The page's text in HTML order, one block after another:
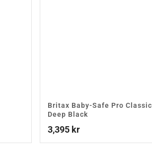
Britax Baby-Safe Pro Classic
Deep Black
3,395 kr